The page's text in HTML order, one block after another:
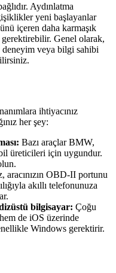
Aydınlatma
yeni başlayanlar
içeren daha karmaşık
Genel olarak,
deneyim veya bilgi sahibi
ihtiyacınız
her şey:
Bazı araçlar BMW,
üreticileri için uygundur.
aracınızın OBD-II portunu
akıllı telefonunuza
bilgisayar: Çoğu
de iOS üzerinde
Windows gerektirir.